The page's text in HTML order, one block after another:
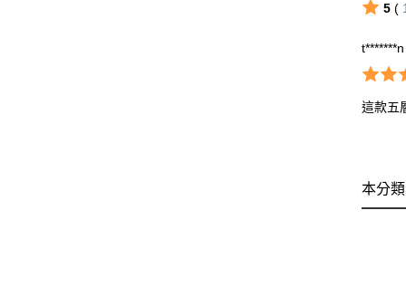
5(
t*******n
這款五
本分